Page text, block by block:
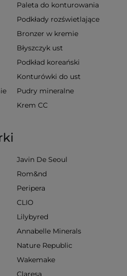
Paleta do konturowania
Podkłady rozświetlające
Bronzer w kremie
Błyszczyk ust
Podkład koreański
Konturówki do ust
Pudry mineralne
Krem CC
Javin De Seoul
Rom&nd
Peripera
CLIO
Lilybyred
Annabelle Minerals
Nature Republic
Wakemake